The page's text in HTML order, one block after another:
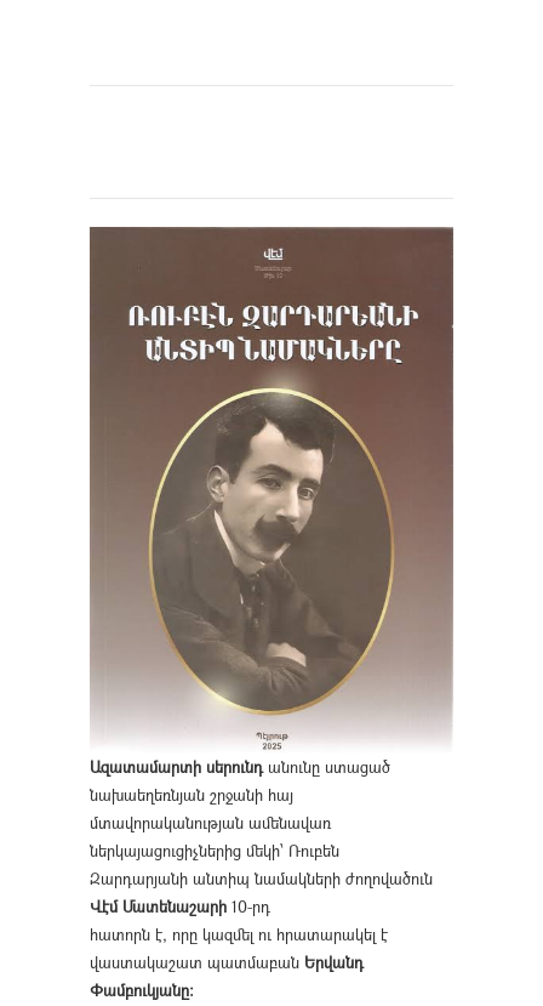
Ազատամարտի սերունդանունը ստացած
նախաեղեռնյան շրջանի հայ
մտավորականության ամենավառ
ներկայացուցիչներից մեկի՝ Ռուբեն
Զարդարյանի անտիպ նամակների ժողովածուն
Վէմ Մատենաշարի 10-րդ
հատորն է, որը կազմել ու հրատարակել է
վաստակաշատ պատմաբան Երվանդ
Փամբուկյանը։